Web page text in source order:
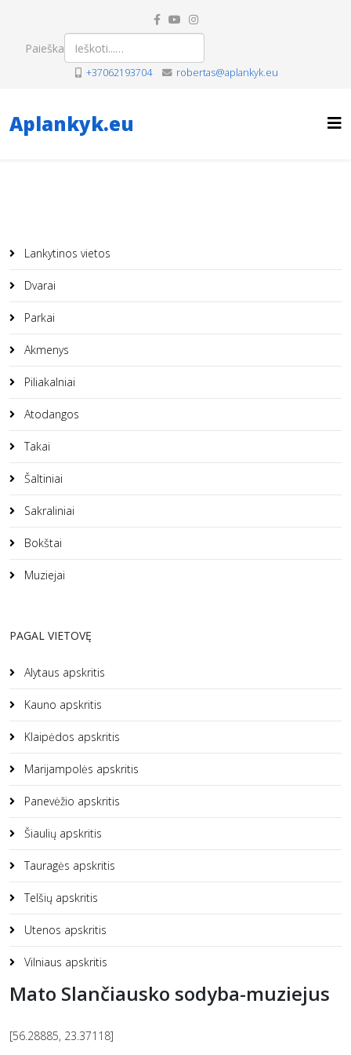
Paieška
+37062193704 robertas@aplankyk.eu
Aplankyk.eu
Lankytinos vietos
Dvarai
Parkai
Akmenys
Piliakalniai
Atodangos
Takai
Šaltiniai
Sakraliniai
Bokštai
Muziejai
PAGAL VIETOVĘ
Alytaus apskritis
Kauno apskritis
Klaipėdos apskritis
Marijampolės apskritis
Panevėžio apskritis
Šiaulių apskritis
Tauragės apskritis
Telšių apskritis
Utenos apskritis
Vilniaus apskritis
Mato Slančiausko sodyba-muziejus
[56.28885, 23.37118]